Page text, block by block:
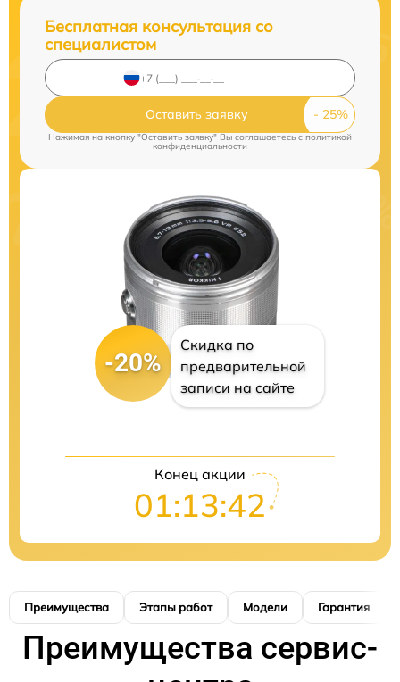
Бесплатная консультация со
специалистом
Оставить заявку
Нажимая на кнопку "Оставить заявку" Вы соглашаетесь cполитикой
конфиденциальности
-20%
Скидка по
предварительной
записи на сайте
Конец акции
01:13:41
Преимущества Этапы работ Модели Гарантия
Преимущества сервис-